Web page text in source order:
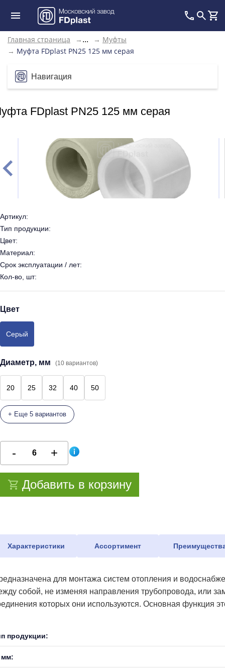
Главная страница → ... → Муфты
→ Муфта FDplast PN25 125 мм серая
Навигация
FDplast PN25 125 мм серая
Артикул:
Тип продукции:
Цвет:
Материал:
Срок эксплуатации / лет:
Кол-во, шт:
Цвет
Серый
Диаметр, мм (10 вариантов)
20 25 32 40 50
+ Еще 5 вариантов
Добавить в корзину
Характеристики Ассортимент
для монтажа систем отопления и
собой, не изменяя направления трубопровода, или
которых они используются. Основная функция
продукции:
мм: